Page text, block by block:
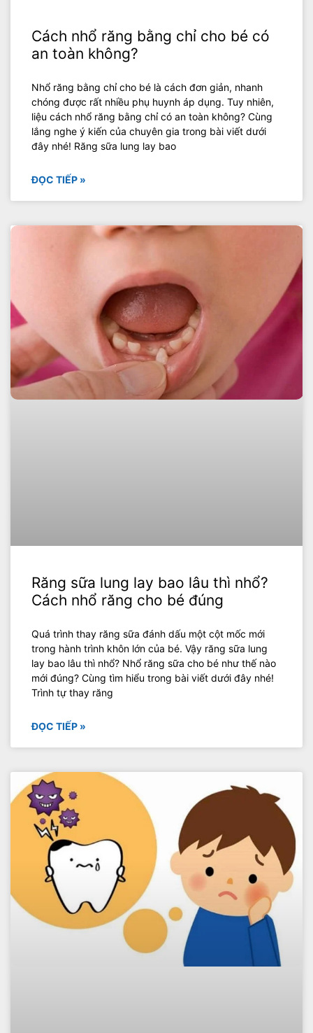
Cách nhổ răng bằng chỉ cho bé có
an toàn không?
Nhổ răng bằng chỉ cho bé là cách đơn giản, nhanh
chóng được rất nhiều phụ huynh áp dụng. Tuy nhiên,
liệu cách nhổ răng bằng chỉ có an toàn không? Cùng
lắng nghe ý kiến của chuyên gia trong bài viết dưới
đây nhé! Răng sữa lung lay bao
ĐỌC TIẾP »
Răng sữa lung lay bao lâu thì nhổ?
Cách nhổ răng cho bé đúng
Quá trình thay răng sữa đánh dấu một cột mốc mới
trong hành trình khôn lớn của bé. Vậy răng sữa lung
lay bao lâu thì nhổ? Nhổ răng sữa cho bé như thế nào
mới đúng? Cùng tìm hiểu trong bài viết dưới đây nhé!
Trình tự thay răng
ĐỌC TIẾP »